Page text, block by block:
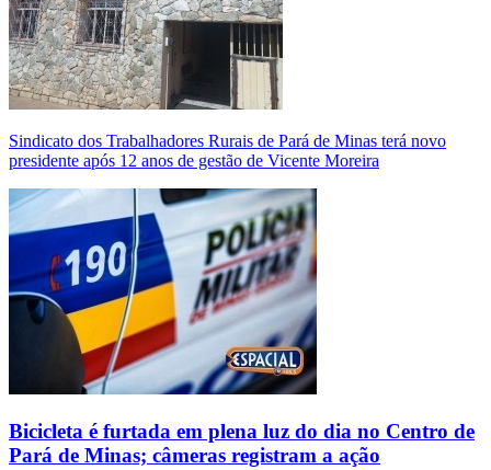
Sindicato dos Trabalhadores Rurais de Pará de Minas terá novo
presidente após 12 anos de gestão de Vicente Moreira
Bicicleta é furtada em plena luz do dia no Centro de
Pará de Minas; câmeras registram a ação